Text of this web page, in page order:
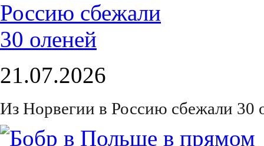
21.07.2026
Из Норвегии в Россию сбежали 30